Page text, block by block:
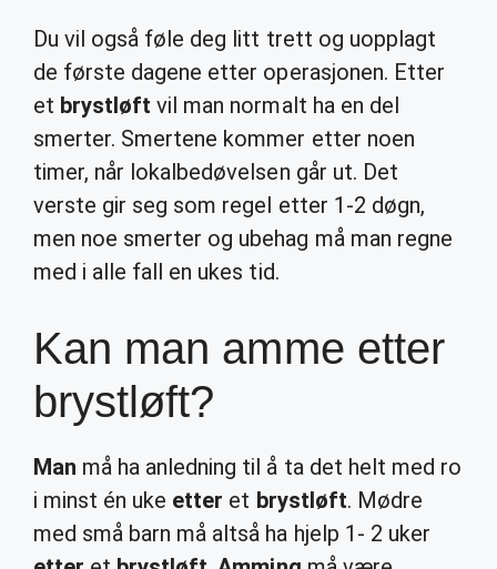
Du vil også føle deg litt trett og uopplagt
de første dagene etter operasjonen. Etter
et brystløft vil man normalt ha en del
smerter. Smertene kommer etter noen
timer, når lokalbedøvelsen går ut. Det
verste gir seg som regel etter 1-2 døgn,
men noe smerter og ubehag må man regne
med i alle fall en ukes tid.
Kan man amme etter
brystløft?
Man må ha anledning til å ta det helt med ro
i minst én uke etter et brystløft. Mødre
med små barn må altså ha hjelp 1- 2 uker